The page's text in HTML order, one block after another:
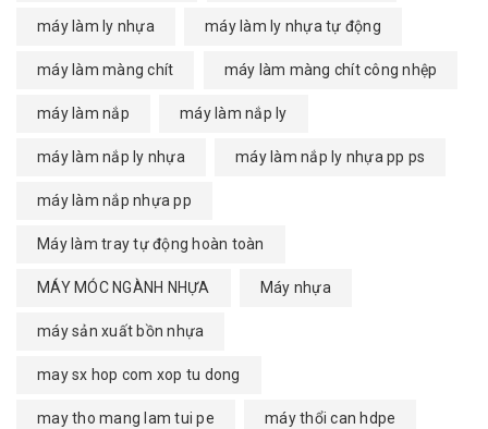
máy làm ly nhựa máy làm ly nhựa tự động
máy làm màng chít máy làm màng chít công nhệp
máy làm nắp máy làm nắp ly
máy làm nắp ly nhựa máy làm nắp ly nhựa pp ps
máy làm nắp nhựa pp
Máy làm tray tự động hoàn toàn
MÁY MÓC NGÀNH NHỰA Máy nhựa
máy sản xuất bồn nhựa
may sx hop com xop tu dong
may tho mang lam tui pe máy thổi can hdpe